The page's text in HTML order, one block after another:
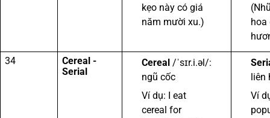
kẹo này có giá
năm mười xu.)
hoa
34
Cereal -
Serial
Cereal /ˈsɪr.i.əl/:
ngũ cốc
Ví dụ: I eat
cereal for
liên
Ví